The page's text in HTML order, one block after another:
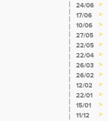
24/06
>
17/06
>
10/06
>
27/05
>
22/05
>
22/04
>
26/03
>
26/02 >
12/02
>
22/01
>
15/01
>
11/12
>